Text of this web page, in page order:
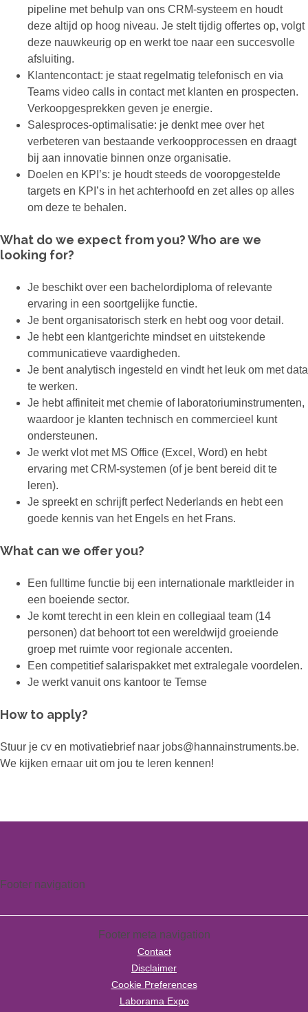
pipeline met behulp van ons CRM-systeem en houdt
deze altijd op hoog niveau. Je stelt tijdig offertes op, volgt
deze nauwkeurig op en werkt toe naar een succesvolle
afsluiting.
Klantencontact: je staat regelmatig telefonisch en via
Teams video calls in contact met klanten en prospecten.
Verkoopgesprekken geven je energie.
Salesproces-optimalisatie: je denkt mee over het
verbeteren van bestaande verkoopprocessen en draagt
bij aan innovatie binnen onze organisatie.
Doelen en KPI’s: je houdt steeds de vooropgestelde
targets en KPI’s in het achterhoofd en zet alles op alles
om deze te behalen.
What do we expect from you? Who are we
looking for?
Je beschikt over een bachelordiploma of relevante
ervaring in een soortgelijke functie.
Je bent organisatorisch sterk en hebt oog voor detail.
Je hebt een klantgerichte mindset en uitstekende
communicatieve vaardigheden.
Je bent analytisch ingesteld en vindt het leuk om met data
te werken.
Je hebt affiniteit met chemie of laboratoriuminstrumenten,
waardoor je klanten technisch en commercieel kunt
ondersteunen.
Je werkt vlot met MS Office (Excel, Word) en hebt
ervaring met CRM-systemen (of je bent bereid dit te
leren).
Je spreekt en schrijft perfect Nederlands en hebt een
goede kennis van het Engels en het Frans.
What can we offer you?
Een fulltime functie bij een internationale marktleider in
een boeiende sector.
Je komt terecht in een klein en collegiaal team (14
personen) dat behoort tot een wereldwijd groeiende
groep met ruimte voor regionale accenten.
Een competitief salarispakket met extralegale voordelen.
Je werkt vanuit ons kantoor te Temse
How to apply?
Stuur je cv en motivatiebrief naar jobs@hannainstruments.be.
We kijken ernaar uit om jou te leren kennen!
Footer navigation
Footer meta navigation
Contact
Disclaimer
Cookie Preferences
Laborama Expo